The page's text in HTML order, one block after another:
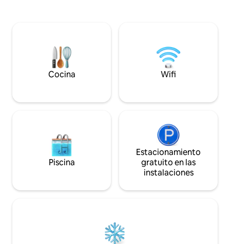
limpieza al final de la estancia (50€).
Fianza 300 € (cheque no cobrado o
Cocina Wifi
Piscina
Estacionamiento
gratuito en las
instalaciones